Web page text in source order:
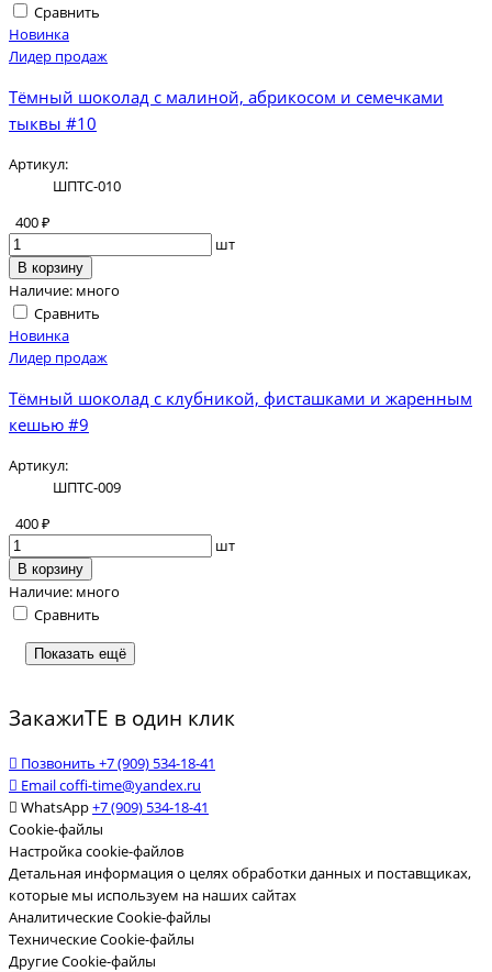
Сравнить
Новинка
Лидер продаж
Тёмный шоколад с малиной, абрикосом и семечками
тыквы #10
Артикул:
ШПТС-010
400 ₽
шт
В корзину
Наличие: много
Сравнить
Новинка
Лидер продаж
Тёмный шоколад с клубникой, фисташками и жаренным
кешью #9
Артикул:
ШПТС-009
400 ₽
шт
В корзину
Наличие: много
Сравнить
Показать ещё
ЗакажиТЕ в один клик
Позвонить +7 (909) 534-18-41
Emailcoffi-time@yandex.ru
WhatsApp+7 (909) 534-18-41
Cookie-файлы
Настройка cookie-файлов
Детальная информация о целях обработки данных и поставщиках,
которые мы используем на наших сайтах
Аналитические Cookie-файлы
Технические Cookie-файлы
Другие Cookie-файлы